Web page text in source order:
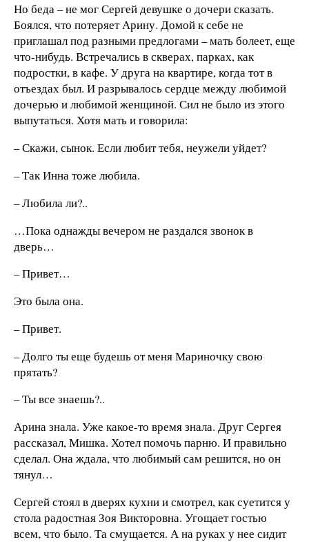
Но беда – не мог Сергей девушке о дочери сказать.
Боялся, что потеряет Арину. Домой к себе не
приглашал под разными предлогами – мать болеет, еще
что-нибудь. Встречались в скверах, парках, как
подростки, в кафе. У друга на квартире, когда тот в
отъездах был. И разрывалось сердце между любимой
дочерью и любимой женщиной. Сил не было из этого
выпутаться. Хотя мать и говорила:
– Скажи, сынок. Если любит тебя, неужели уйдет?
– Так Инна тоже любила.
– Любила ли?..
…Пока однажды вечером не раздался звонок в
дверь…
– Привет…
Это была она.
– Привет.
– Долго ты еще будешь от меня Мариночку свою
прятать?
– Ты все знаешь?..
Арина знала. Уже какое-то время знала. Друг Сергея
рассказал, Мишка. Хотел помочь парню. И правильно
сделал. Она ждала, что любимый сам решится, но он
тянул…
Сергей стоял в дверях кухни и смотрел, как суетится у
стола радостная Зоя Викторовна. Угощает гостью
всем, что было. Та смущается. А на руках у нее сидит